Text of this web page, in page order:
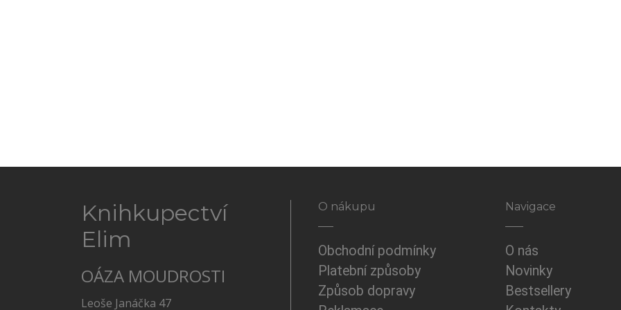
Knihkupectví
Elim
OÁZA MOUDROSTI
Leoše Janáčka 47
O nákupu
Obchodní podmínky
Platební způsoby
Způsob dopravy
Navigace
O nás
Novinky
Bestsellery